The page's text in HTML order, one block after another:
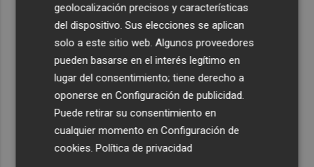
El eclipse dispara la demanda de gafas homologadas
con millones de unidades distribuidas
geolocalización precisos y características
del dispositivo. Sus elecciones se aplican
solo a este sitio web. Algunos proveedores
pueden basarse en el interés legítimo en
lugar del consentimiento; tiene derecho a
oponerse enConfiguración de publicidad
Puede retirar su consentimiento en
cualquier momento enConfiguración de
cookies .Política de privacidad